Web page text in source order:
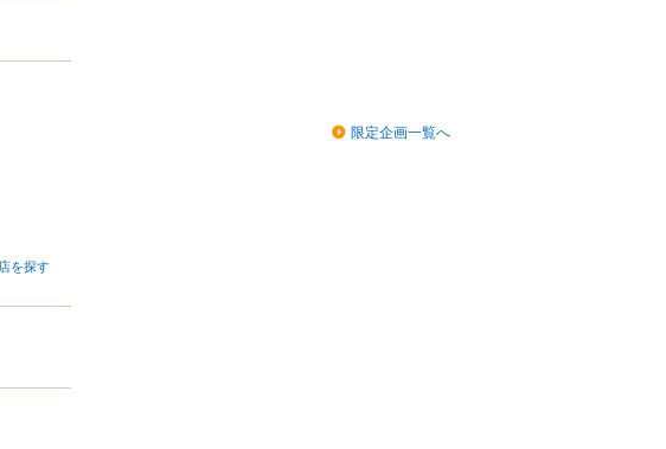
を探す
限定企画一覧へ